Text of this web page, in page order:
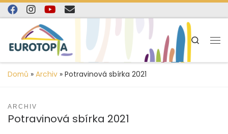
content
Skip to content
Search
Domů » Archiv » Potravinová sbírka 2021
ARCHIV
Potravinová sbírka 2021